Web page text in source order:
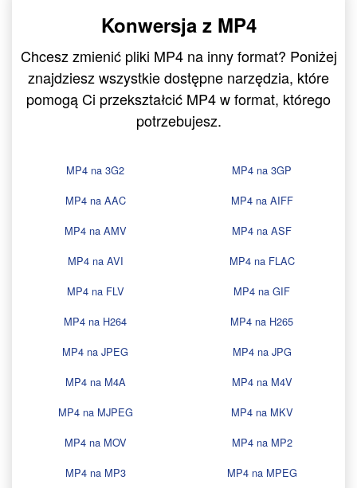
Konwersja z MP4
Chcesz zmienić pliki MP4 na inny format? Poniżej
znajdziesz wszystkie dostępne narzędzia, które
pomogą Ci przekształcić MP4 w format, którego
potrzebujesz.
MP4 na 3G2
MP4 na 3GP
MP4 na AAC
MP4 na AIFF
MP4 na AMV
MP4 na ASF
MP4 na AVI
MP4 na FLAC
MP4 na FLV
MP4 na GIF
MP4 na H264
MP4 na H265
MP4 na JPEG
MP4 na JPG
MP4 na M4A
MP4 na M4V
MP4 na MJPEG
MP4 na MKV
MP4 na MOV
MP4 na MP2
MP4 na MP3
MP4 na MPEG